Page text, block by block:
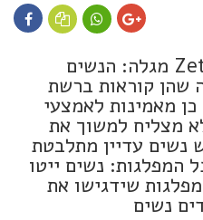
סקר Onlife ו- Zeta Tools מגלה: הנשים
שהן קוראות ברשת
מאמינות לאמצעי
מצליח למשוך את
נשים עדיין מתלבטת
המפלגות: נשים ייטו
שידגישו את
נשים